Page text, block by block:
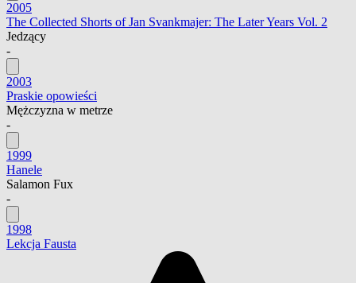
2005
The Collected Shorts of Jan Svankmajer: The Later Years Vol. 2
Jedzący
-
2003
Praskie opowieści
Mężczyzna w metrze
-
1999
Hanele
Salamon Fux
-
1998
Lekcja Fausta